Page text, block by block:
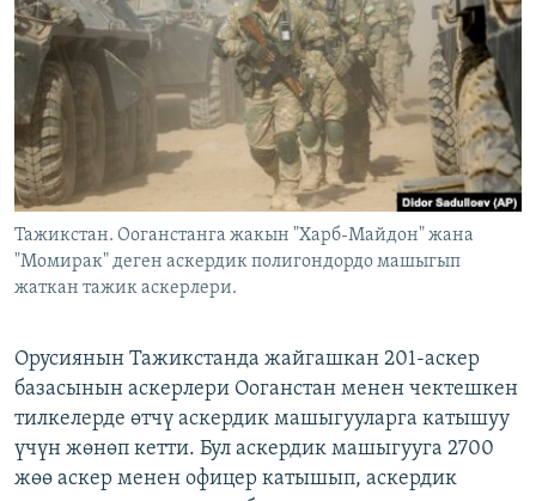
АЗАТТЫК+
ЫҢГАЙСЫЗ СУРООЛОР
ЭЕ/АРнун бардык сайттары
Тажикстан. Ооганстанга жакын "Харб-Майдон" жана
"Момирак" деген аскердик полигондордо машыгып
жаткан тажик аскерлери.
Орусиянын Тажикстанда жайгашкан 201-аскер
базасынын аскерлери Ооганстан менен чектешкен
тилкелерде өтчү аскердик машыгууларга катышуу
үчүн жөнөп кетти. Бул аскердик машыгууга 2700
жөө аскер менен офицер катышып, аскердик